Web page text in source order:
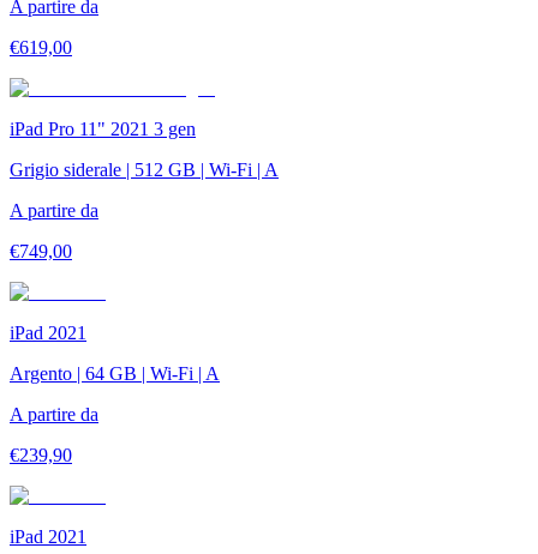
A partire da
€619,00
iPad Pro 11" 2021 3 gen
Grigio siderale | 512 GB | Wi-Fi | A
A partire da
€749,00
iPad 2021
Argento | 64 GB | Wi-Fi | A
A partire da
€239,90
iPad 2021